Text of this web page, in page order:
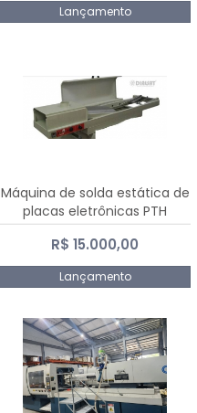
Lançamento
Máquina de solda estática de
placas eletrônicas PTH
DIALSAT
R$ 15.000,00
Lançamento